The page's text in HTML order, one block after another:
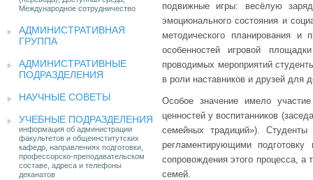
Международное сотрудничество
АДМИНИСТРАТИВНАЯ
ГРУППА
АДМИНИСТРАТИВНЫЕ
ПОДРАЗДЕЛЕНИЯ
НАУЧНЫЕ СОВЕТЫ
УЧЕБНЫЕ ПОДРАЗДЕЛЕНИЯ
информация об администрации
факультетов и общеинститутских
кафедр, направлениях подготовки,
профессорско-преподавательском
составе, адреса и телефоны
деканатов
подвижные игры: весёлую
эмоционального состояния и
методического планирования и
особенностей игровой
проводимых мероприятий
в роли наставников и друзей для
Особое значение имело
ценностей у воспитанников
семейных традиций»).
регламентирующими
сопровождения этого процесса,
семей.